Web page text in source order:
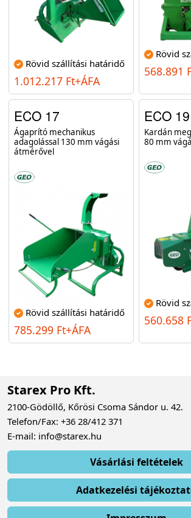
Rövid szállítási határidő
1.012.217 Ft+ÁFA
Rövid
568.891
ECO 17
Ágaprító mechanikus
adagolással 130 mm vágási
átmérővel
Rövid szállítási határidő
785.299 Ft+ÁFA
ECO 19
Kardán
80 mm
Rövid
560.658
Starex Pro Kft.
2100-Gödöllő, Kőrösi Csoma Sándor u. 42.
Telefon/Fax: +36 28/412 371
E-mail: info@starex.hu
Vásárlási feltételek
Adatkezelési